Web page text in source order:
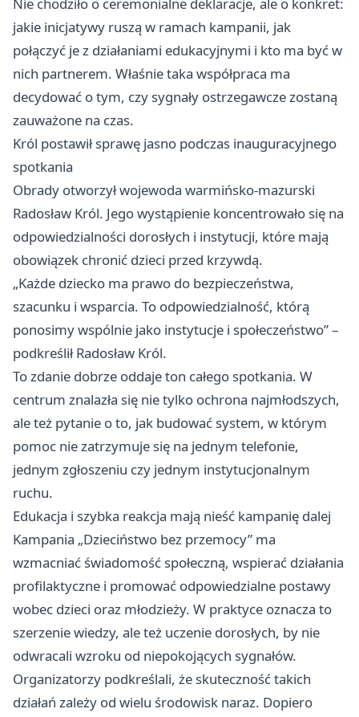
Nie chodziło o ceremonialne deklaracje, ale o konkret:
jakie inicjatywy ruszą w ramach kampanii, jak
połączyć je z działaniami edukacyjnymi i kto ma być w
nich partnerem. Właśnie taka współpraca ma
decydować o tym, czy sygnały ostrzegawcze zostaną
zauważone na czas.
Król postawił sprawę jasno podczas inauguracyjnego
spotkania
Obrady otworzył wojewoda warmińsko-mazurski
Radosław Król. Jego wystąpienie koncentrowało się na
odpowiedzialności dorosłych i instytucji, które mają
obowiązek chronić dzieci przed krzywdą.
„Każde dziecko ma prawo do bezpieczeństwa,
szacunku i wsparcia. To odpowiedzialność, którą
ponosimy wspólnie jako instytucje i społeczeństwo” –
podkreślił Radosław Król.
To zdanie dobrze oddaje ton całego spotkania. W
centrum znalazła się nie tylko ochrona najmłodszych,
ale też pytanie o to, jak budować system, w którym
pomoc nie zatrzymuje się na jednym telefonie,
jednym zgłoszeniu czy jednym instytucjonalnym
ruchu.
Edukacja i szybka reakcja mają nieść kampanię dalej
Kampania „Dzieciństwo bez przemocy” ma
wzmacniać świadomość społeczną, wspierać działania
profilaktyczne i promować odpowiedzialne postawy
wobec dzieci oraz młodzieży. W praktyce oznacza to
szerzenie wiedzy, ale też uczenie dorosłych, by nie
odwracali wzroku od niepokojących sygnałów.
Organizatorzy podkreślali, że skuteczność takich
działań zależy od wielu środowisk naraz. Dopiero